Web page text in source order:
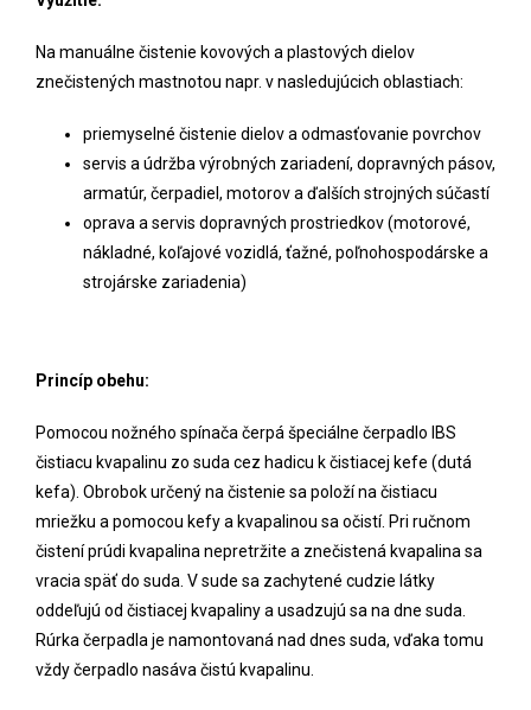
Na manuálne čistenie kovových a plastových dielov
znečistených mastnotou napr. v nasledujúcich oblastiach:
priemyselné čistenie dielov a odmasťovanie povrchov
servis a údržba výrobných zariadení, dopravných pásov,
armatúr, čerpadiel, motorov a ďalších strojných súčastí
oprava a servis dopravných prostriedkov (motorové,
nákladné, koľajové vozidlá, ťažné, poľnohospodárske a
strojárske zariadenia)
Princíp obehu:
Pomocou nožného spínača čerpá špeciálne čerpadlo IBS
čistiacu kvapalinu zo suda cez hadicu k čistiacej kefe (dutá
kefa). Obrobok určený na čistenie sa položí na čistiacu
mriežku a pomocou kefy a kvapalinou sa očistí. Pri ručnom
čistení prúdi kvapalina nepretržite a znečistená kvapalina sa
vracia späť do suda. V sude sa zachytené cudzie látky
oddeľujú od čistiacej kvapaliny a usadzujú sa na dne suda.
Rúrka čerpadla je namontovaná nad dnes suda, vďaka tomu
vždy čerpadlo nasáva čistú kvapalinu.